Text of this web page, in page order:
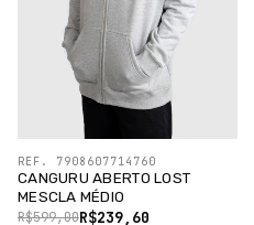
CANGURU ABERTO LOST
MESCLA MÉDIO
R$239,60
R$599,00
REF. 7908607714760